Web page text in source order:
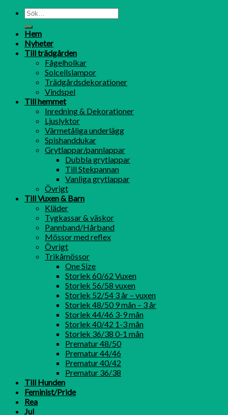
Hem
Nyheter
Till trädgården
Fågelholkar
Solcellslampor
Trädgårdsdekorationer
Vindspel
Till hemmet
Inredning & Dekorationer
Ljuslyktor
Värmetåliga underlägg
Spishanddukar
Grytlappar/pannlappar
Dubbla grytlappar
Till Stekpannan
Vanliga grytlappar
Övrigt
Till Vuxen & Barn
Kläder
Tygkassar & väskor
Pannband/Hårband
Mössor med reflex
Övrigt
Trikåmössor
One Size
Storlek 60/62 Vuxen
Storlek 56/58 vuxen
Storlek 52/54 3 år – vuxen
Storlek 48/50 9 mån – 3 år
Storlek 44/46 3-9 mån
Storlek 40/42 1-3 mån
Storlek 36/38 0-1 mån
Prematur 48/50
Prematur 44/46
Prematur 40/42
Prematur 36/38
Till Hunden
Feminist/Pride
Rea
Jul